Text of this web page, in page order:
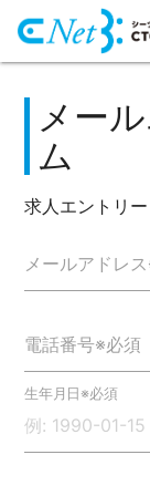
メー
ム
求人エントリ
メールアドレ
電話番号※必須
生年月日※必須